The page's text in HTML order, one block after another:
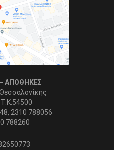
ΑΠΟΘΗΚΕΣ
2310 788056
788260